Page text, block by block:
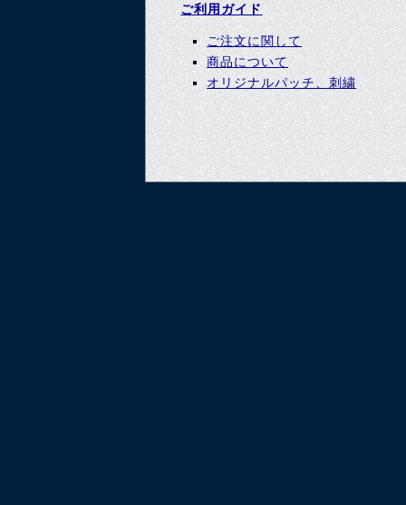
ご利用ガイド
ご注文に関して
商品について
オリジナルパッチ、刺繍